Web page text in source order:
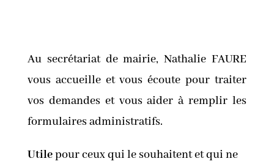
Au secrétariat de mairie, Nathalie FAURE
vous accueille et vous écoute pour traiter
vos demandes et vous aider à remplir les
formulaires administratifs.
Utilepour ceux qui le souhaitent et qui ne